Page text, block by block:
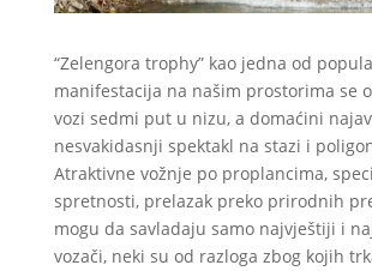
“Zelengora trophy” kao jedna od
manifestacija na našim prostorima se
vozi sedmi put u nizu, a domaćini
nesvakidasnji spektakl na stazi i
Atraktivne vožnje po proplancima,
spretnosti, prelazak preko prirodnih
mogu da savladaju samo najvještiji i
vozači, neki su od razloga zbog kojih